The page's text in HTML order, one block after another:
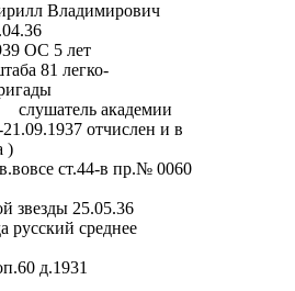
Владимирович
ОС 5 лет
81 легко-
академии
отчислен и в
)
ст.44-в пр.№ 0060
звезды 25.05.36
русский среднее
д.1931